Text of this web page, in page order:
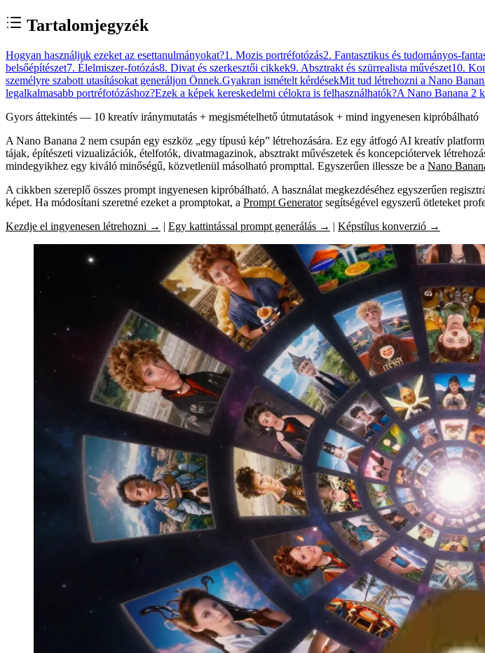
Tartalomjegyzék
Hogyan használjuk ezeket az esettanulmányokat?1. Mozis portréfotózás2. Fantasztikus és tudományos-
belsőépítészet7. Élelmiszer-fotózás8. Divat és szerkesztői cikkek9. Absztrakt és szürrealista művészet10.
személyre szabott utasításokat generáljon Önnek.Gyakran ismételt kérdésekMit tud létrehozni a Nano
legalkalmasabb portréfotózáshoz?Ezek a képek kereskedelmi célokra is felhasználhatók?A Nano Banana 2
Gyors áttekintés — 10 kreatív iránymutatás + megismételhető útmutatások + mind ingyenesen kipróbálható
A Nano Banana 2 nem csupán egy eszköz „egy típusú kép” létrehozására. Ez egy átfogó AI kreatív
tájak, építészeti vizualizációk, ételfotók, divatmagazinok, absztrakt művészetek és koncepciótervek
mindegyikhez egy kiváló minőségű, közvetlenül másolható prompttal. Egyszerűen illessze be a Nano
A cikkben szereplő összes prompt ingyenesen kipróbálható. A használat megkezdéséhez egyszerűen
képet. Ha módosítani szeretné ezeket a promptokat, a Prompt Generatorsegítségével egyszerű ötleteket
Kezdje el ingyenesen létrehozni → | Egy kattintással prompt generálás → | Képstílus konverzió →